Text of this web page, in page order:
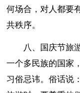
何场合，对人都要
共秩序。
八、国庆节旅
一个多民族的国家
习俗忌讳。俗话说